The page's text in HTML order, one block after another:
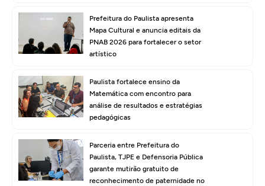
Prefeitura do Paulista apresenta
Mapa Cultural e anuncia editais da
PNAB 2026 para fortalecer o setor
artístico
Paulista fortalece ensino da
Matemática com encontro para
análise de resultados e estratégias
pedagógicas
Parceria entre Prefeitura do
Paulista, TJPE e Defensoria Pública
garante mutirão gratuito de
reconhecimento de paternidade no